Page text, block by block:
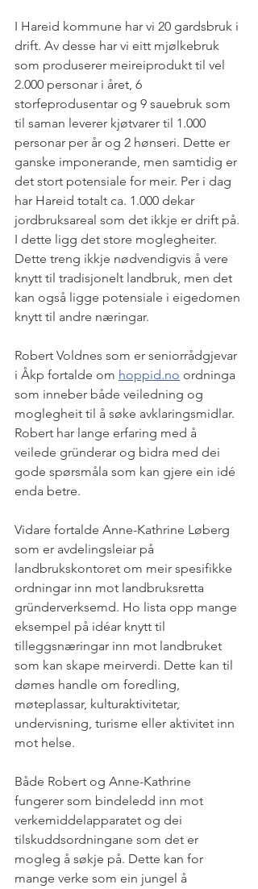
I Hareid kommune har vi 20 gardsbruk i
drift. Av desse har vi eitt mjølkebruk
som produserer meireiprodukt til vel
2.000 personar i året, 6
storfeprodusentar og 9 sauebruk som
til saman leverer kjøtvarer til 1.000
personar per år og 2 hønseri. Dette er
ganske imponerande, men samtidig er
det stort potensiale for meir. Per i dag
har Hareid totalt ca. 1.000 dekar
jordbruksareal som det ikkje er drift på.
I dette ligg det store moglegheiter.
Dette treng ikkje nødvendigvis å vere
knytt til tradisjonelt landbruk, men det
kan også ligge potensiale i eigedomen
knytt til andre næringar.
Robert Voldnes som er seniorrådgjevar
i Åkp fortalde om hoppid.no ordninga
som inneber både veiledning og
moglegheit til å søke avklaringsmidlar.
Robert har lange erfaring med å
veilede gründerar og bidra med dei
gode spørsmåla som kan gjere ein idé
enda betre.
Vidare fortalde Anne-Kathrine Løberg
som er avdelingsleiar på
landbrukskontoret om meir spesifikke
ordningar inn mot landbruksretta
gründerverksemd. Ho lista opp mange
eksempel på idéar knytt til
tilleggsnæringar inn mot landbruket
som kan skape meirverdi. Dette kan til
dømes handle om foredling,
møteplassar, kulturaktivitetar,
undervisning, turisme eller aktivitet inn
mot helse.
Både Robert og Anne-Kathrine
fungerer som bindeledd inn mot
verkemiddelapparatet og dei
tilskuddsordningane som det er
mogleg å søkje på. Dette kan for
mange verke som ein jungel å